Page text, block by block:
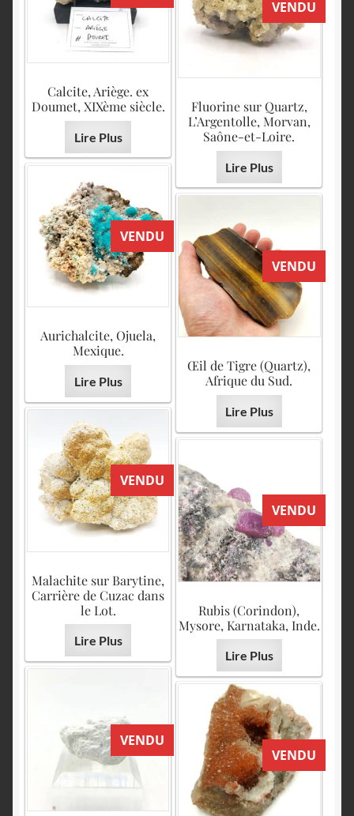
Calcite, Ariège. ex
Doumet, XIXème siècle.
Lire Plus
VENDU
Fluorine sur Quartz,
L’Argentolle, Morvan,
Saône-et-Loire.
Lire Plus
VENDU
Aurichalcite, Ojuela,
Mexique.
Lire Plus
VENDU
Œil de Tigre (Quartz),
Afrique du Sud.
Lire Plus
VENDU
Malachite sur Barytine,
Carrière de Cuzac dans
le Lot.
Lire Plus
VENDU
Rubis (Corindon),
Mysore, Karnataka, Inde.
Lire Plus
VENDU
VENDU